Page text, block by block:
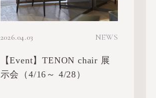
2026.04.03 NEWS
【Event】TENON chair 展
示会（4/16～ 4/28）